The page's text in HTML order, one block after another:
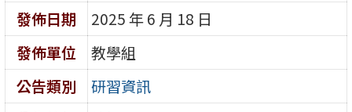
發佈日期
2025 年 6 月 18 日
發佈單位
教學組
公告類別
研習資訊